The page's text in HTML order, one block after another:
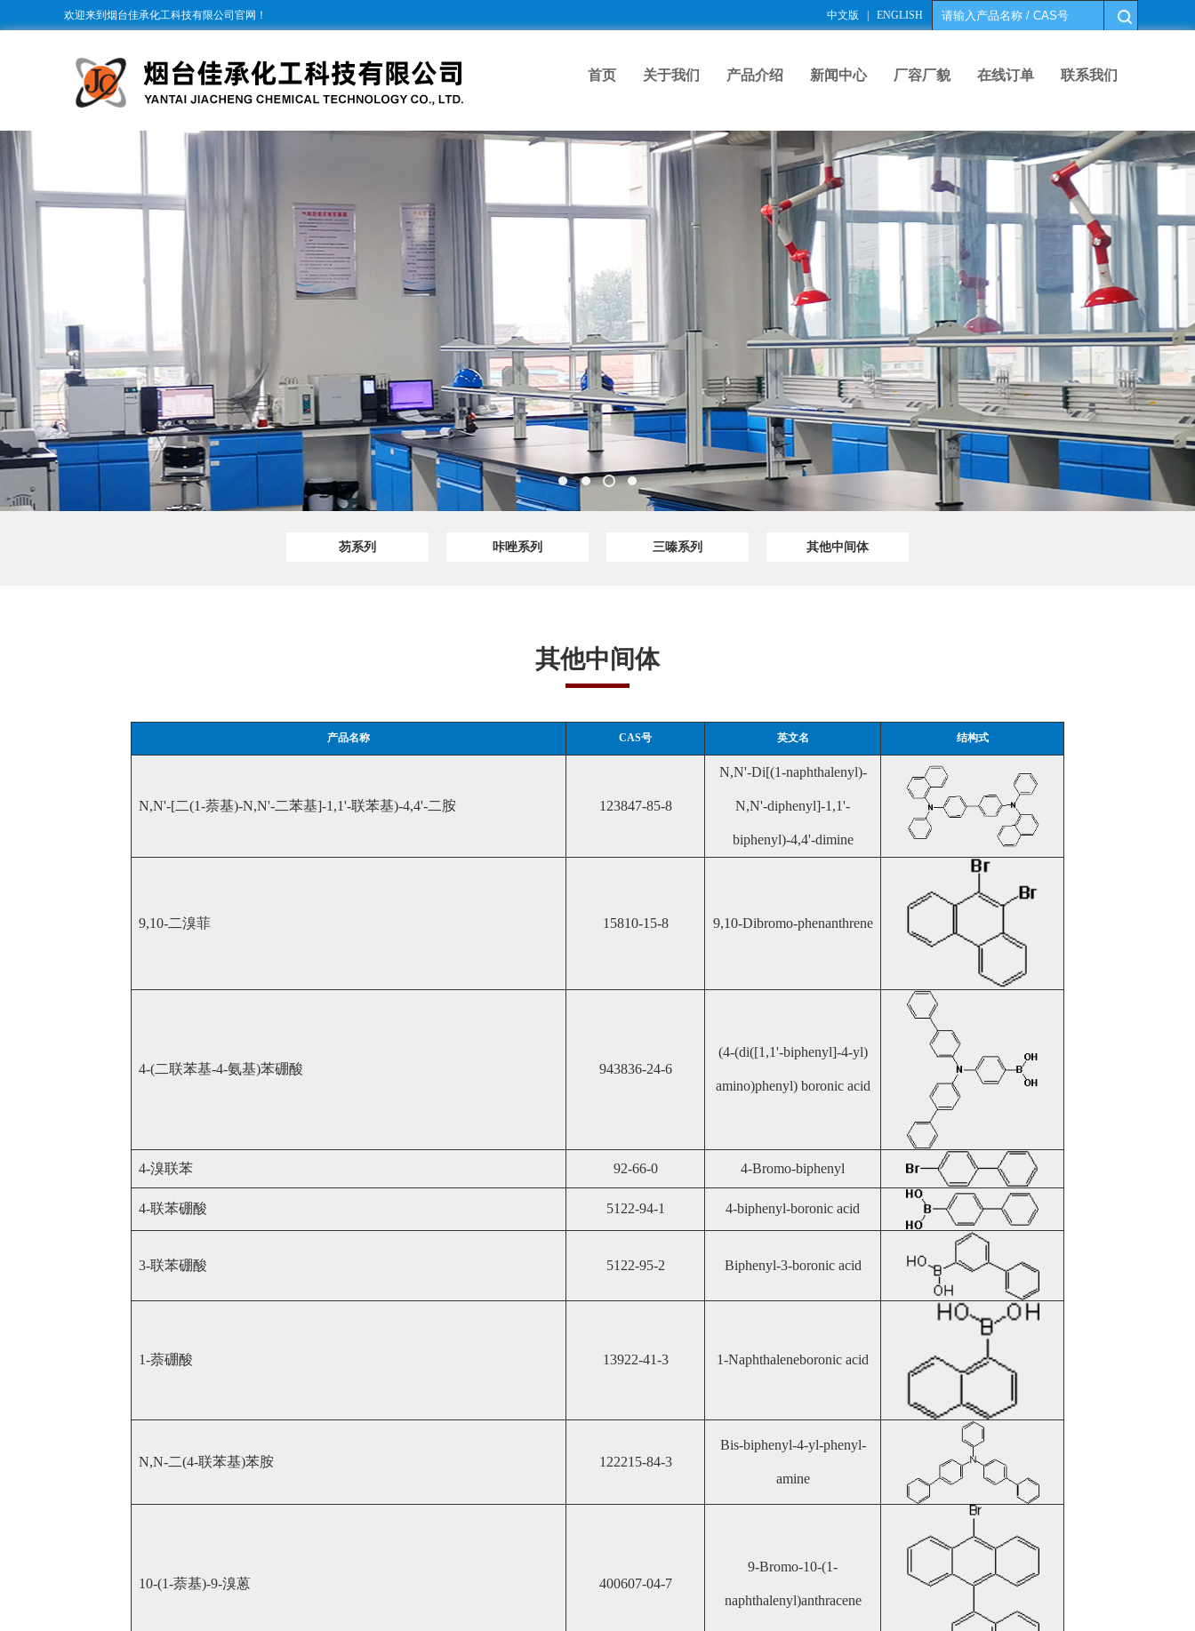
欢迎来到烟台佳承化工科技有限公司官网！ 中文版 ENGLISH
首页 关于我们 产品介绍 新闻中心 厂容厂貌 在线订单 联系我们
3 4
芴系列 咔唑系列 三嗪系列 其他中间体
其他中间体
产品名称 CAS号 英文名 结构式
N,N'-[二(1-萘基)-N,N'-二苯基]-1,1'-联苯基)-4,4'-二胺 123847-85-8
N,N'-Di[(1-naphthalenyl)-
N,N'-diphenyl]-1,1'-
biphenyl)-4,4'-dimine
9,10-二溴菲 15810-15-8 9,10-Dibromo-phenanthrene
4-(二联苯基-4-氨基)苯硼酸 943836-24-6
(4-(di([1,1'-biphenyl]-4-yl)
amino)phenyl) boronic acid
4-溴联苯 92-66-0 4-Bromo-biphenyl
4-联苯硼酸 5122-94-1 4-biphenyl-boronic acid
3-联苯硼酸 5122-95-2 Biphenyl-3-boronic acid
1-萘硼酸 13922-41-3 1-Naphthaleneboronic acid
N,N-二(4-联苯基)苯胺 122215-84-3
Bis-biphenyl-4-yl-phenyl-
amine
10-(1-萘基)-9-溴蒽 400607-04-7
9-Bromo-10-(1-
naphthalenyl)anthracene